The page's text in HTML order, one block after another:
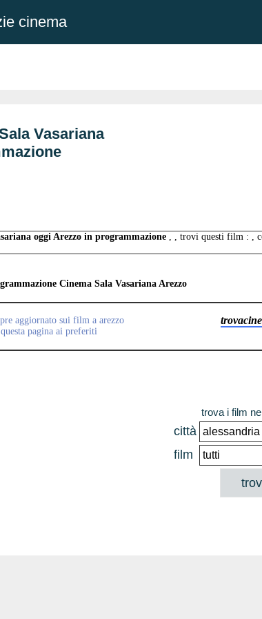
cinema
Vasariana
oggi Arezzo in programmazione , , trovi questi film : ,
Cinema Sala Vasariana Arezzo
aggiornato sui film a arezzo
pagina ai preferiti
trova i film
città
film